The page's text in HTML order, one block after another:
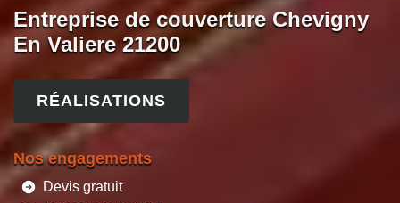
Entreprise de couverture Chevigny
En Valiere 21200
RÉALISATIONS
Nos engagements
Devis gratuit